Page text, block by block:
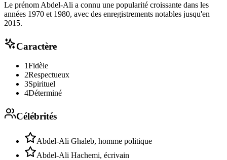
Le prénom Abdel-Ali a connu une popularité croissante dans les
années 1970 et 1980, avec des enregistrements notables jusqu'en
2015.
Caractère
1Fidèle
2Respectueux
3Spirituel
4Déterminé
Célébrités
Abdel-Ali Ghaleb, homme politique
Abdel-Ali Hachemi, écrivain